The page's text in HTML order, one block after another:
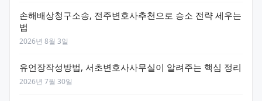
손해배상청구소송, 전주변호사추천으로 승소 전략 세우는
법
2026년 8월 3일
유언장작성방법, 서초변호사사무실이 알려주는 핵심 정리
2026년 7월 30일